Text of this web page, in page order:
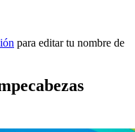
para editar tu nombre de